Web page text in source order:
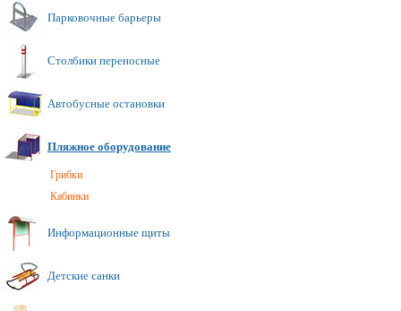
Парковочные барьеры
Столбики переносные
Автобусные остановки
Пляжное оборудование
Грибки
Кабинки
Информационные щиты
Детские санки